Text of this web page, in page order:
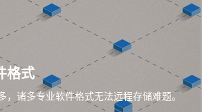
格式
， 诸多专业软件格式无法远程存储难题。